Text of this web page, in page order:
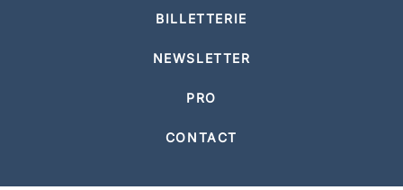
BILLETTERIE
NEWSLETTER
PRO
CONTACT